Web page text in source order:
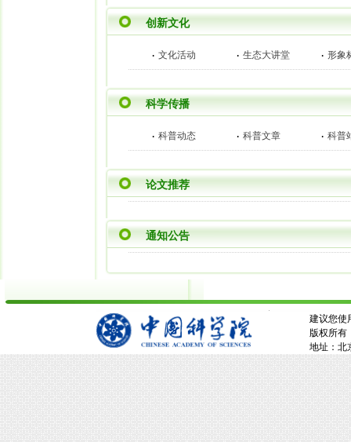
创新文化
· 文化活动 · 生态大讲堂 · 形象
科学传播
· 科普动态 · 科普文章 · 科普
论文推荐
通知公告
建议您使
版权所有
地址：北